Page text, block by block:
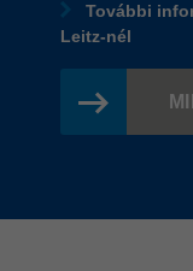
További
Leitz-nél